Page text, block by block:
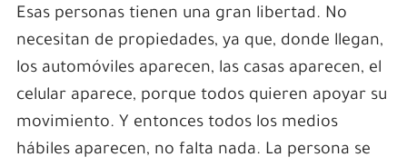
Esas personas tienen una gran libertad. No
necesitan de propiedades, ya que, donde llegan,
los automóviles aparecen, las casas aparecen, el
celular aparece, porque todos quieren apoyar su
movimiento. Y entonces todos los medios
hábiles aparecen, no falta nada. La persona se